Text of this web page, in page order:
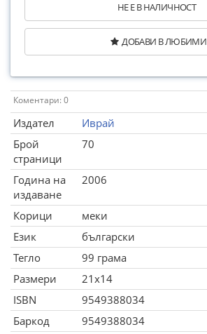
НЕ Е В НАЛИЧНОСТ
ДОБАВИ В ЛЮБИМИ
Коментари: 0
Издател
Иврай
Брой
страници
70
Година на
издаване
2006
Корици
меки
Език
български
Тегло
99 грама
Размери
21x14
ISBN
9549388034
Баркод
9549388034